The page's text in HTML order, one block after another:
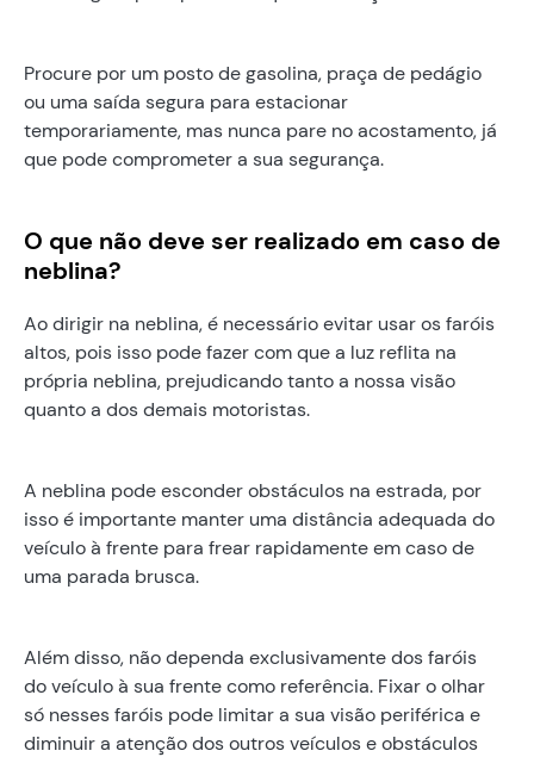
Procure por um posto de gasolina, praça de pedágio
ou uma saída segura para estacionar
temporariamente, mas nunca pare no acostamento, já
que pode comprometer a sua segurança.
O que não deve ser realizado em caso de
neblina?
Ao dirigir na neblina, é necessário evitar usar os faróis
altos, pois isso pode fazer com que a luz reflita na
própria neblina, prejudicando tanto a nossa visão
quanto a dos demais motoristas.
A neblina pode esconder obstáculos na estrada, por
isso é importante manter uma distância adequada do
veículo à frente para frear rapidamente em caso de
uma parada brusca.
Além disso, não dependa exclusivamente dos faróis
do veículo à sua frente como referência. Fixar o olhar
só nesses faróis pode limitar a sua visão periférica e
diminuir a atenção dos outros veículos e obstáculos